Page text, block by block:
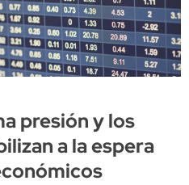
presión y los
a la espera